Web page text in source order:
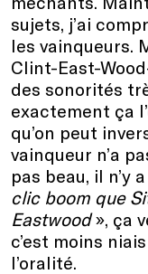
sujets, j’ai
les vainqueurs.
Clint-East-
des sonorités
exactement ça
qu’on peut
vainqueur n’a
pas beau, il n’y
clic boom que
Eastwood», ça
c’est moins
l’oralité.